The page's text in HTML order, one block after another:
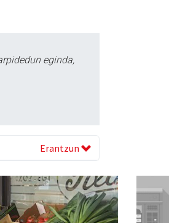
eginda,
Erantzun